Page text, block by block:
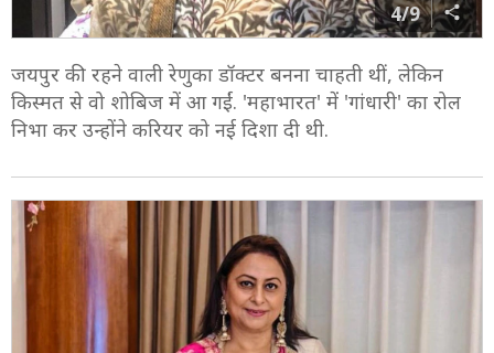
4/9
जयपुर की रहने वाली रेणुका डॉक्टर बनना चाहती थीं, लेकिन
किस्मत से वो शोबिज में आ गईं. 'महाभारत' में 'गांधारी' का रोल
निभा कर उन्होंने करियर को नई दिशा दी थी.